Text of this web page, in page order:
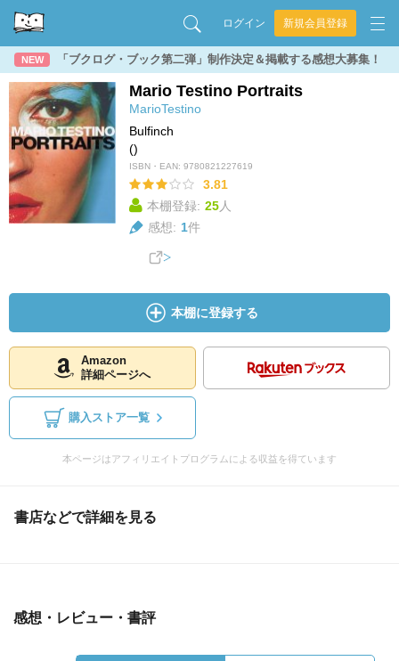
ログイン 新規会員登録
NEW 「ブクログ・ブック第二弾」制作決定＆掲載する感想大募集！
Mario Testino Portraits
MarioTestino
Bulfinch
()
ISBN・EAN: 9780821227619
3.81
本棚登録: 25人
感想: 1件
本棚に登録する
Amazon
詳細ページへ
購入ストア一覧
本ページはアフィリエイトプログラムによる収益を得ています
書店などで詳細を見る
感想・レビュー・書評